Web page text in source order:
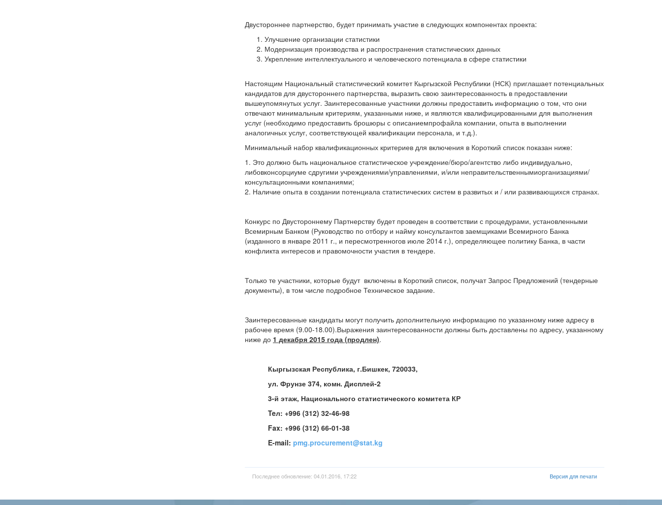
Двустороннее партнерство, будет принимать участие в следующих компонентах проекта:
Улучшение организации статистики
Модернизация производства и распространения статистических данных
Укрепление интеллектуального и человеческого потенциала в сфере статистики
Настоящим Национальный статистический комитет Кыргызской Республики (НСК) приглашает потенциальных
кандидатов для двустороннего партнерства, выразить свою заинтересованность в предоставлении
вышеупомянутых услуг. Заинтересованные участники должны предоставить информацию о том, что они
отвечают минимальным критериям, указанными ниже, и являются квалифицированными для выполнения
услуг (необходимо предоставить брошюры с описаниемпрофайла компании, опыта в выполнении
аналогичных услуг, соответствующей квалификации персонала, и т.д.).
Минимальный набор квалификационных критериев для включения в Короткий список показан ниже:
1. Это должно быть национальное статистическое учреждение/бюро/агентство либо индивидуально,
либовконсорциуме сдругими учреждениями/управлениями, и/или неправительственнымиорганизациями/
консультационными компаниями;
2. Наличие опыта в создании потенциала статистических систем в развитых и / или развивающихся странах.
Конкурс по Двустороннему Партнерству будет проведен в соответствии с процедурами, установленными
Всемирным Банком (Руководство по отбору и найму консультантов заемщиками Всемирного Банка
(изданного в январе 2011 г., и пересмотренногов июле 2014 г.), определяющее политику Банка, в части
конфликта интересов и правомочности участия в тендере.
Только те участники, которые будут включены в Короткий список, получат Запрос Предложений (тендерные
документы), в том числе подробное Техническое задание.
Заинтересованные кандидаты могут получить дополнительную информацию по указанному ниже адресу в
рабочее время (9.00-18.00).Выражения заинтересованности должны быть доставлены по адресу, указанному
ниже до 1 декабря 2015 года (продлен).
Кыргызская Республика, г.Бишкек, 720033,
ул. Фрунзе 374, комн. Дисплей-2
3-й этаж, Национального статистического комитета КР
Teл: +996 (312) 32-46-98
Fax: +996 (312) 66-01-38
E-mail:pmg.procurement@stat.kg
Последнее обновление: 04.01.2016, 17:22 Версия для печати